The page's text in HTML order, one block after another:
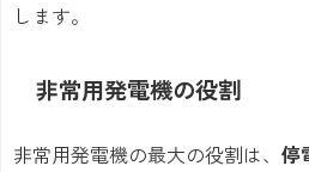
します。
非常用発電機の役割
非常用発電機の最大の役割は、 停